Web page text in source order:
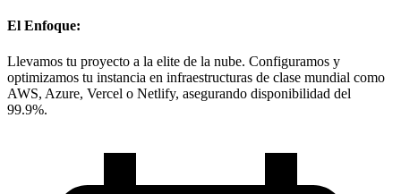
El Enfoque:
Llevamos tu proyecto a la elite de la nube. Configuramos y
optimizamos tu instancia en infraestructuras de clase mundial como
AWS, Azure, Vercel o Netlify, asegurando disponibilidad del
99.9%.